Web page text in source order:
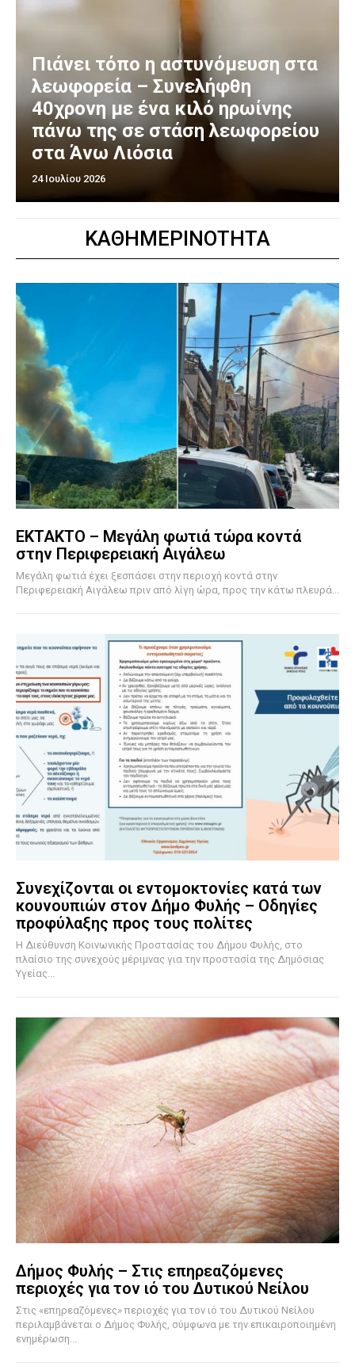
Πιάνει τόπο η αστυνόμευση στα
λεωφορεία – Συνελήφθη
40χρονη με ένα κιλό ηρωίνης
πάνω της σε στάση λεωφορείου
στα Άνω Λιόσια
24 Ιουλίου 2026
ΚΑΘΗΜΕΡΙΝΟΤΗΤΑ
ΕΚΤΑΚΤΟ – Μεγάλη φωτιά τώρα κοντά
στην Περιφερειακή Αιγάλεω
Μεγάλη φωτιά έχει ξεσπάσει στην περιοχή κοντά στην
Περιφερειακή Αιγάλεω πριν από λίγη ώρα, προς την κάτω πλευρά...
Συνεχίζονται οι εντομοκτονίες κατά των
κουνουπιών στον Δήμο Φυλής – Οδηγίες
προφύλαξης προς τους πολίτες
Η Διεύθυνση Κοινωνικής Προστασίας του Δήμου Φυλής, στο
πλαίσιο της συνεχούς μέριμνας για την προστασία της Δημόσιας
Υγείας...
Δήμος Φυλής – Στις επηρεαζόμενες
περιοχές για τον ιό του Δυτικού Νείλου
Στις «επηρεαζόμενες» περιοχές για τον ιό του Δυτικού Νείλου
περιλαμβάνεται ο Δήμος Φυλής, σύμφωνα με την επικαιροποιημένη
ενημέρωση...